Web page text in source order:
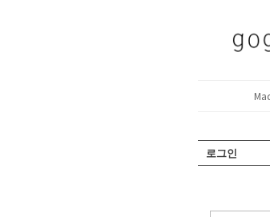
로그인